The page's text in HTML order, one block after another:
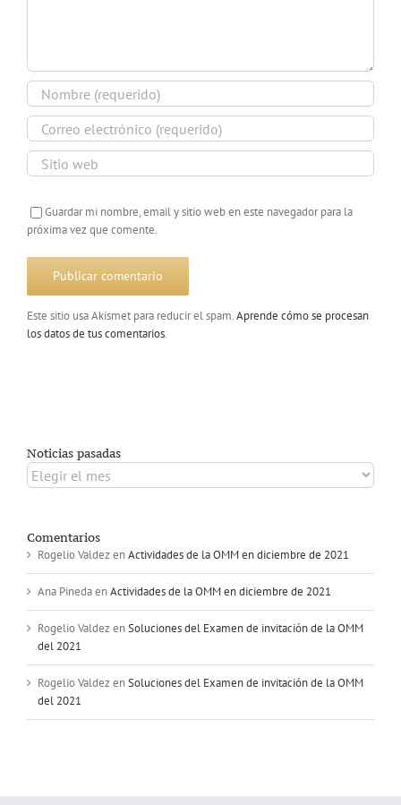
Guardar mi nombre, email y sitio web en este navegador para la
próxima vez que comente.
Este sitio usa Akismet para reducir el spam.Aprende cómo se procesan
los datos de tus comentarios.
Noticias pasadas
Noticias
pasadas
Comentarios
Rogelio ValdezenActividades de la OMM en diciembre de 2021
Ana PinedaenActividades de la OMM en diciembre de 2021
Rogelio ValdezenSoluciones del Examen de invitación de la OMM
del 2021
Rogelio ValdezenSoluciones del Examen de invitación de la OMM
del 2021